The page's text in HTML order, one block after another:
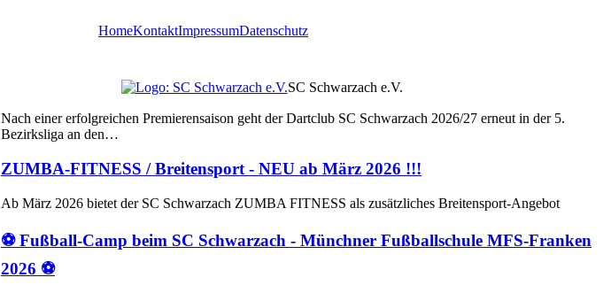
HomeKontaktImpressumDatenschutz
SC Schwarzach e.V.
Nach einer erfolgreichen Premierensaison geht der Dartclub SC Schwarzach 2026/27 erneut in der 5.
ZUMBA-FITNESS / Breitensport - NEU ab März 2026 !!!
Ab März 2026 bietet der SC Schwarzach ZUMBA FITNESS als zusätzliches Breitensport-Angebot
⚽ Fußball-Camp beim SC Schwarzach - Münchner Fußballschule MFS-Franken
2026 ⚽
Neuauflage des erfolgreichen Fußball-Camps - wieder in den Sommerferien 2026!